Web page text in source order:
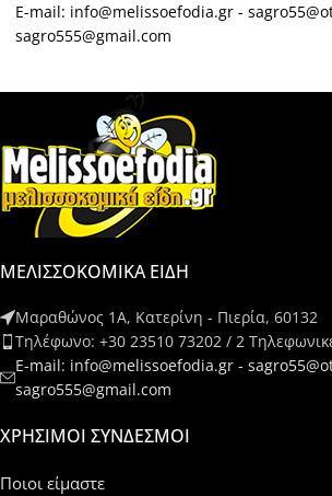
E-mail: info@melissoefodia.gr -
sagro555@gmail.com
ΜΕΛΙΣΣΟΚΟΜΙΚΑ ΕΙΔΗ
Μαραθώνος 1Α, Κατερίνη - Πιερία, 60132
Τηλέφωνο: +30 23510 73202 / 2
E-mail: info@melissoefodia.gr -
sagro555@gmail.com
ΧΡΉΣΙΜΟΙ ΣΎΝΔΕΣΜΟΙ
Ποιοι είμαστε